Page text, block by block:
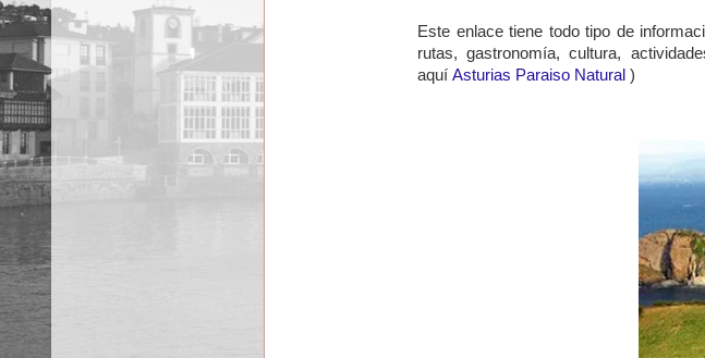
Este enlace tiene todo tipo de
rutas, gastronomía, cultura,
aquí Asturias Paraiso Natural )